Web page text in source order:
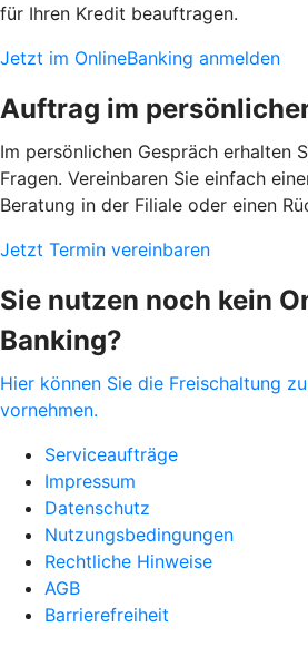
für Ihren Kredit beauftragen.
Jetzt im OnlineBanking anmelden
Auftrag im
Im persönlichen Gespräch erhalten
Fragen. Vereinbaren Sie einfach
Beratung in der Filiale oder einen
Jetzt Termin vereinbaren
Sie nutzen noch kein
Banking?
Hier können Sie die Freischaltung
vornehmen.
Serviceaufträge
Impressum
Datenschutz
Nutzungsbedingungen
Rechtliche Hinweise
AGB
Barrierefreiheit